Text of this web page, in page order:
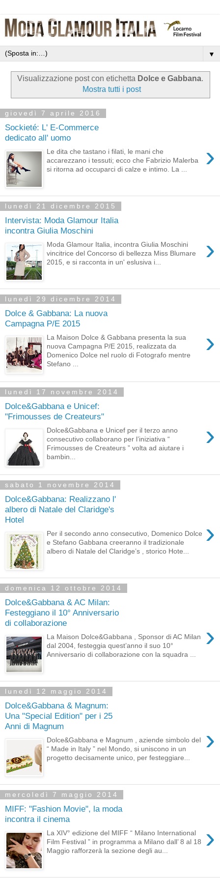
▼
Visualizzazione post con etichetta Dolce e Gabbana.
Mostra tutti i post
giovedì 7 aprile 2016
Sockieté: L' E-Commerce
dedicato all' uomo
›
Le dita che tastano i filati, le mani che
accarezzano i tessuti; ecco che Fabrizio Malerba
si ritorna ad occuparci di calze e intimo. La ...
lunedì 21 dicembre 2015
Intervista: Moda Glamour Italia
incontra Giulia Moschini
›
Moda Glamour Italia, incontra Giulia Moschini
vincitrice del Concorso di bellezza Miss Blumare
2015, e si racconta in un' eslusiva i...
lunedì 29 dicembre 2014
Dolce & Gabbana: La nuova
Campagna P/E 2015
›
La Maison Dolce & Gabbana presenta la sua
nuova Campagna P/E 2015, realizzata da
Domenico Dolce nel ruolo di Fotografo mentre
Stefano ...
lunedì 17 novembre 2014
Dolce&Gabbana e Unicef:
"Frimousses de Createurs"
›
Dolce&Gabbana e Unicef per il terzo anno
consecutivo collaborano per l’iniziativa “
Frimousses de Createurs ” volta ad aiutare i
bambin...
sabato 1 novembre 2014
Dolce&Gabbana: Realizzano l'
albero di Natale del Claridge's
Hotel
›
Per il secondo anno consecutivo, Domenico Dolce
e Stefano Gabbana creeranno il tradizionale
albero di Natale del Claridge’s , storico Hote...
domenica 12 ottobre 2014
Dolce&Gabbana & AC Milan:
Festeggiano il 10° Anniversario
di collaborazione
›
La Maison Dolce&Gabbana , Sponsor di AC Milan
dal 2004, festeggia quest’anno il suo 10°
Anniversario di collaborazione con la squadra ...
lunedì 12 maggio 2014
Dolce&Gabbana & Magnum:
Una "Special Edition" per i 25
Anni di Magnum
›
Dolce&Gabbana e Magnum , aziende simbolo del
“ Made in Italy ” nel Mondo, si uniscono in un
progetto decisamente unico, per festeggiare...
mercoledì 7 maggio 2014
MIFF: "Fashion Movie", la moda
incontra il cinema
›
La XIV° edizione del MIFF “ Milano International
Film Festival ” in programma a Milano dall’ 8 al 18
Maggio rafforzerà la sezione degli au...